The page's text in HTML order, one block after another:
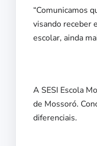
“Comunicamos
visando receber
escolar, ainda
A SESI Escola
de Mossoró.
diferenciais.